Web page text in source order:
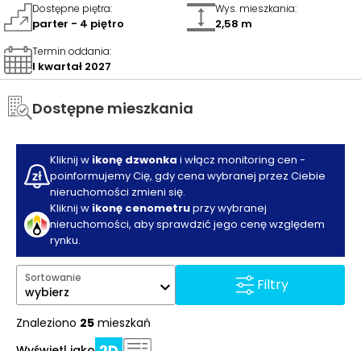
Dostępne piętra:
parter - 4 piętro
Wys. mieszkania:
2,58 m
Termin oddania:
I kwartał 2027
Dostępne mieszkania
Kliknij w ikonę dzwonka i włącz monitoring cen -
poinformujemy Cię, gdy cena wybranej przez Ciebie
nieruchomości zmieni się.
Kliknij w ikonę cenometruprzy wybranej
nieruchomości, aby sprawdzić jego cenę względem
rynku.
Filtry
Sortowanie
wybierz
Znaleziono 25 mieszkań